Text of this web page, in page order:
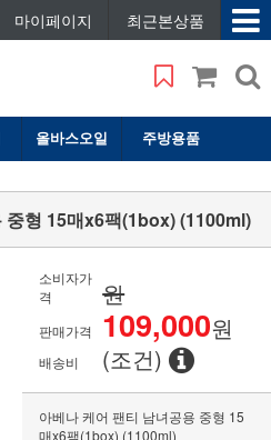
마이페이지 최근본상품
올바스오일 주방용품
중형 15매x6팩(1box) (1100ml)
소비자가
격
원
판매가격 109,000원
배송비 (조건)
아베나 케어 팬티 남녀공용 중형 15
매x6팩(1box) (1100ml)